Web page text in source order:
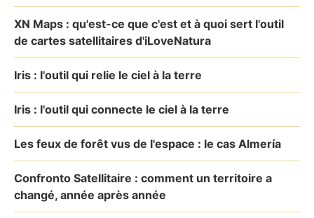
XN Maps : qu'est-ce que c'est et à quoi sert l'outil
de cartes satellitaires d'iLoveNatura
Iris : l'outil qui relie le ciel à la terre
Iris : l'outil qui connecte le ciel à la terre
Les feux de forêt vus de l'espace : le cas Almería
Confronto Satellitaire : comment un territoire a
changé, année après année